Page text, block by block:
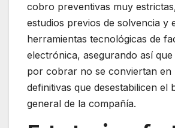
cobro preventivas muy
estudios previos de solvencia y
herramientas tecnológicas de
electrónica, asegurando así
por cobrar no se conviertan en
definitivas que desestabilicen el
general de la compañía.